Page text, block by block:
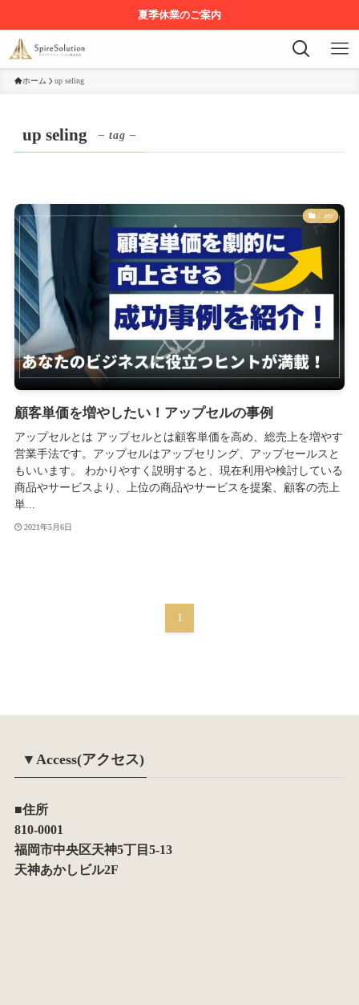
夏季休業のご案内
ホーム up seling
up seling – tag –
...etc
顧客単価を増やしたい！アップセルの事例
アップセルとは アップセルとは顧客単価を高め、総売上を増やす
営業手法です。アップセルはアップセリング、アップセールスと
もいいます。 わかりやすく説明すると、現在利用や検討している
商品やサービスより、上位の商品やサービスを提案、顧客の売上
単...
2021年5月6日
1
▼Access(アクセス)
■住所
810-0001
福岡市中央区天神5丁目5-13
天神あかしビル2F